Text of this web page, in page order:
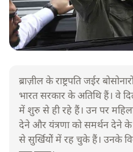
ब्राज़ील के राष्ट्रपति जईर
भारत सरकार के अतिथि हैं। वे
में शुरु से ही रहे हैं। उन पर
देने और यंत्रणा को समर्थन
से सुर्खियोें में रह चुके हैं। उनके